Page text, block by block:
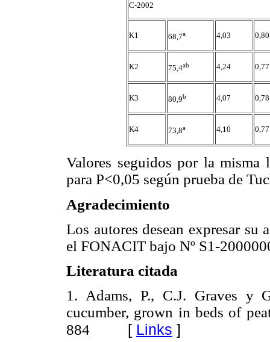
C-2002
K1 68,7a 4,03 0,80
K2 75,4ab 4,24 0,77
K3 80,9b 4,07 0,78
K4 73,8a 4,10 0,77
Valores seguidos por la misma
para P<0,05 según prueba de
Agradecimiento
Los autores desean expresar
el FONACIT bajo Nº S1-
Literatura citada
1. Adams, P., C.J. Graves y
cucumber, grown in beds of
884 [ Links ]